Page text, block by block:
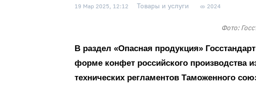
19 Мар 2025, 12:12 Товары и услуги 2024
Фото:
В раздел «Опасная продукция»
форме конфет российского производства
технических регламентов Таможенного